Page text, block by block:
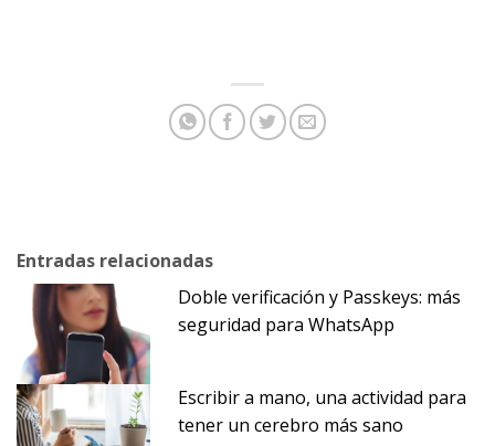
Entradas relacionadas
Doble verificación y Passkeys: más
seguridad para WhatsApp
Escribir a mano, una actividad para
tener un cerebro más sano